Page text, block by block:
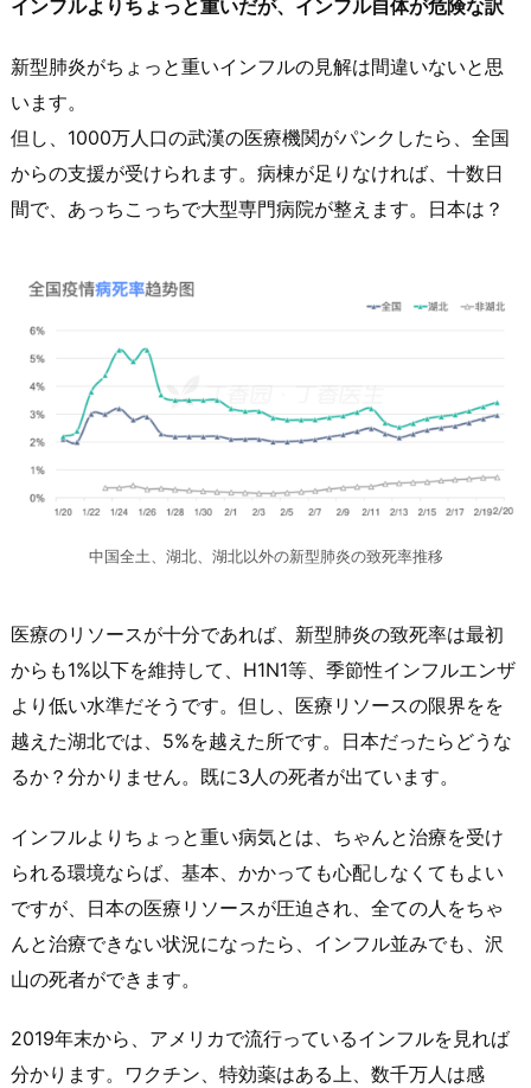
インフルよりちょっと重いだが、インフル自体が危険な訳
新型肺炎がちょっと重いインフルの見解は間違いないと思
います。
但し、1000万人口の武漢の医療機関がパンクしたら、全国
からの支援が受けられます。病棟が足りなければ、十数日
間で、あっちこっちで大型専門病院が整えます。日本は？
中国全土、湖北、湖北以外の新型肺炎の致死率推移
医療のリソースが十分であれば、新型肺炎の致死率は最初
からも1%以下を維持して、H1N1等、季節性インフルエンザ
より低い水準だそうです。但し、医療リソースの限界をを
越えた湖北では、5%を越えた所です。日本だったらどうな
るか？分かりません。既に3人の死者が出ています。
インフルよりちょっと重い病気とは、ちゃんと治療を受け
られる環境ならば、基本、かかっても心配しなくてもよい
ですが、日本の医療リソースが圧迫され、全ての人をちゃ
んと治療できない状況になったら、インフル並みでも、沢
山の死者ができます。
2019年末から、アメリカで流行っているインフルを見れば
分かります。ワクチン、特効薬はある上、数千万人は感